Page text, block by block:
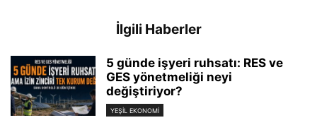
İlgili Haberler
5 günde işyeri ruhsatı: RES ve
GES yönetmeliği neyi
değiştiriyor?
YEŞIL EKONOMI